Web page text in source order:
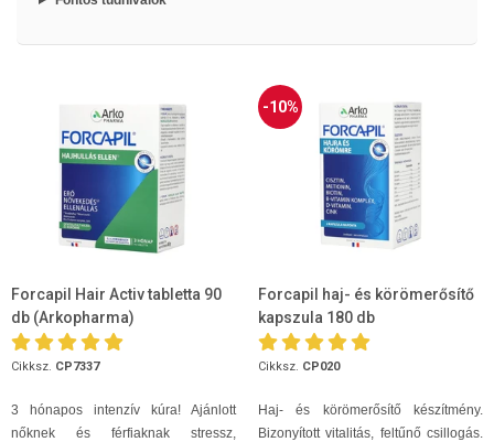
Forcapil Hair Activ tabletta 90
db (Arkopharma)
Cikksz. CP7337
3 hónapos intenzív kúra! Ajánlott
nőknek és férfiaknak stressz,
-10%
Forcapil haj- és körömerősítő
kapszula 180 db
Cikksz. CP020
Haj- és körömerősítő készítmény.
Bizonyított vitalitás, feltűnő csillogás.